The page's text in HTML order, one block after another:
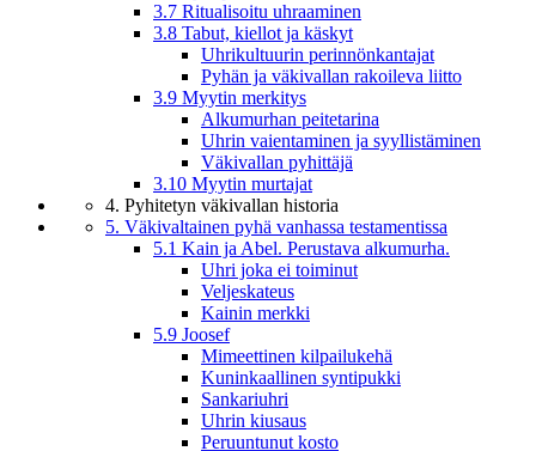
3.7 Ritualisoitu uhraaminen
3.8 Tabut, kiellot ja käskyt
Uhrikultuurin perinnönkantajat
Pyhän ja väkivallan rakoileva liitto
3.9 Myytin merkitys
Alkumurhan peitetarina
Uhrin vaientaminen ja syyllistäminen
Väkivallan pyhittäjä
3.10 Myytin murtajat
4. Pyhitetyn väkivallan historia
5. Väkivaltainen pyhä vanhassa testamentissa
5.1 Kain ja Abel. Perustava alkumurha.
Uhri joka ei toiminut
Veljeskateus
Kainin merkki
5.9 Joosef
Mimeettinen kilpailukehä
Kuninkaallinen syntipukki
Sankariuhri
Uhrin kiusaus
Peruuntunut kosto